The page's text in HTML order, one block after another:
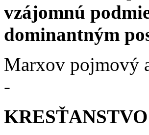
vzájomnú
dominantným
Marxov pojmový
-